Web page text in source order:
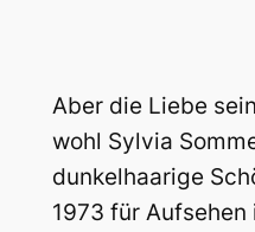
Aber die Liebe
wohl Sylvia
dunkelhaarige
1973 für